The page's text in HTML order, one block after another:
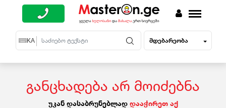
EN KA RU მდებარეობა
განცხადება არ მოიძებნა
უკან დასაბრუნებლად დააჭირეთ აქ